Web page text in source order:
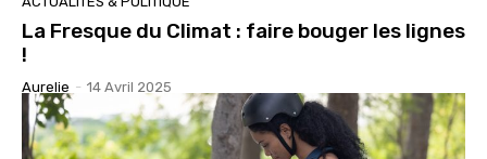
La Fresque du Climat : faire bouger les lignes
!
Aurelie - 14 Avril 2025